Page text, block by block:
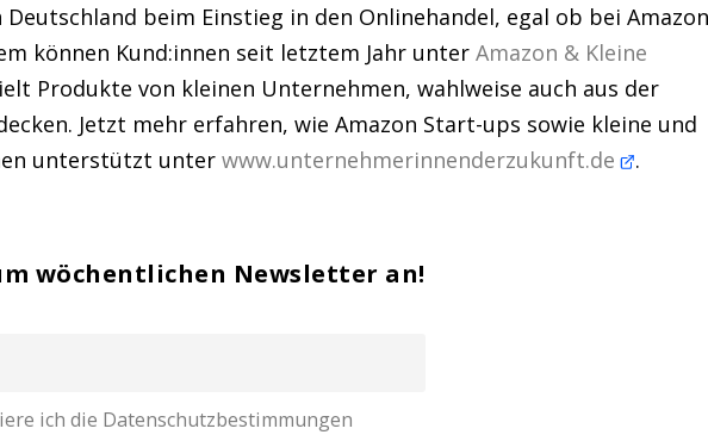
beim Einstieg in den Onlinehandel, egal ob bei
können Kund:innen seit letztem Jahr unterAmazon & Kleine
Produkte von kleinen Unternehmen, wahlweise auch aus der
Jetzt mehr erfahren, wie Amazon Start-ups sowie kleine und
unterstützt unterwww.unternehmerinnenderzukunft.de .
wöchentlichen Newsletter an!
ich die Datenschutzbestimmungen